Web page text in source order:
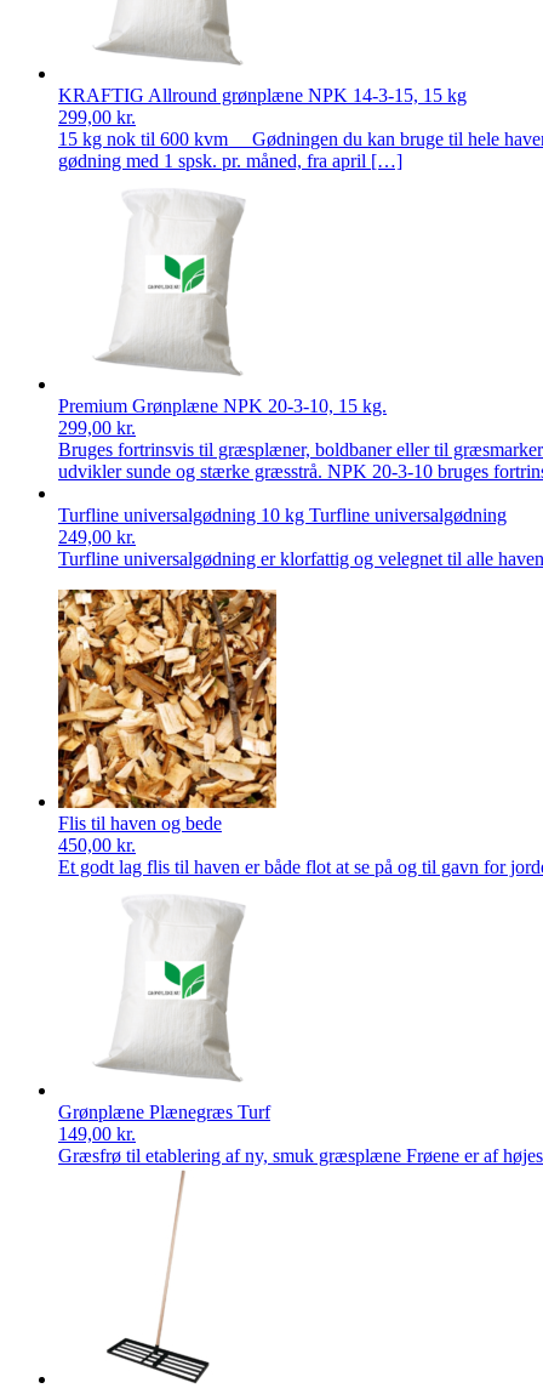
KRAFTIG Allround grønplæne NPK 14-3-15, 15 kg
299,00 kr.
15 kg nok til 600 kvm Gødningen du kan bruge til hele
gødning med 1 spsk. pr. måned, fra april […]
Premium Grønplæne NPK 20-3-10, 15 kg.
299,00 kr.
Bruges fortrinsvis til græsplæner, boldbaner eller til
udvikler sunde og stærke græsstrå. NPK 20-3-10 bruges
Turfline universalgødning 10 kg Turfline universalgødning
249,00 kr.
Turfline universalgødning er klorfattig og velegnet til alle
Flis til haven og bede
450,00 kr.
Et godt lag flis til haven er både flot at se på og til gavn for
Grønplæne Plænegræs Turf
149,00 kr.
Græsfrø til etablering af ny, smuk græsplæne Frøene er af